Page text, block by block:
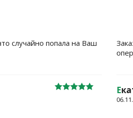
случайно попала на Ваш
Е